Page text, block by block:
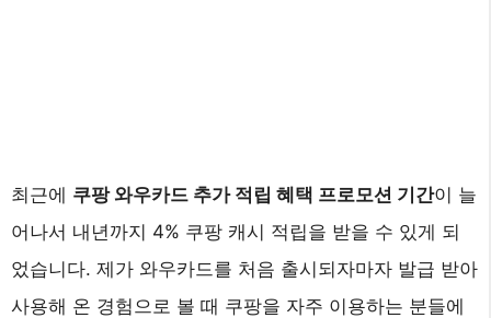
최근에 쿠팡 와우카드 추가 적립 혜택 프로모션 기간이 늘
어나서 내년까지 4% 쿠팡 캐시 적립을 받을 수 있게 되
었습니다. 제가 와우카드를 처음 출시되자마자 발급 받아
사용해 온 경험으로 볼 때 쿠팡을 자주 이용하는 분들에